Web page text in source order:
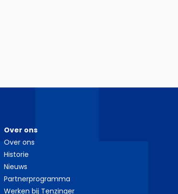
Over ons
Over ons
Historie
Nieuws
Partnerprogramma
Werken bij Tenzinger